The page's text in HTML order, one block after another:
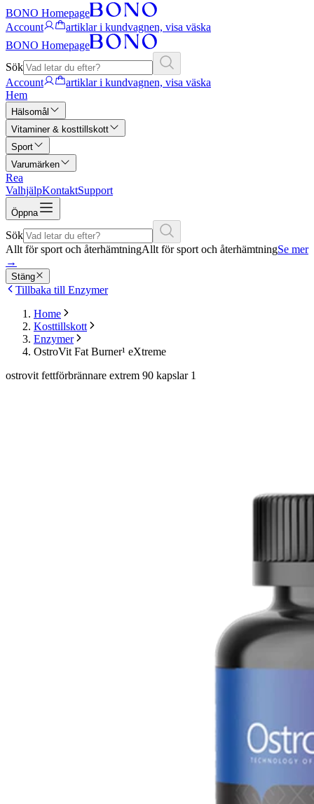
BONO Homepage
Account
artiklar i kundvagnen, visa väska
BONO Homepage
Sök
Account
artiklar i kundvagnen, visa väska
Hem
Hälsomål
Vitaminer & kosttillskott
Sport
Varumärken
Rea
ValhjälpKontaktSupport
Öppna
Sök
Allt för sport och återhämtningAllt för sport och återhämtningSe mer
→
Stäng
Tillbaka till Enzymer
Home
Kosttillskott
Enzymer
OstroVit Fat Burner¹ eXtreme
ostrovit fettförbrännare extrem 90 kapslar 1